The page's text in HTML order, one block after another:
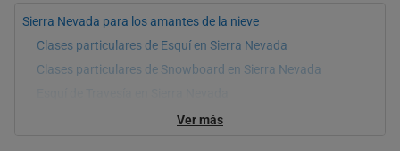
Sierra Nevada para los amantes de la nieve
Clases particulares de Esquí en Sierra Nevada
Clases particulares de Snowboard en Sierra Nevada
Raquetas por Sierra NevadaVer más